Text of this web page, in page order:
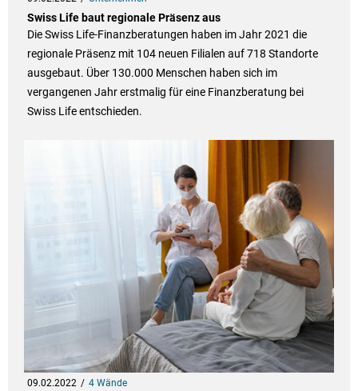
Swiss Life baut regionale Präsenz aus
Die Swiss Life-Finanzberatungen haben im Jahr 2021 die
regionale Präsenz mit 104 neuen Filialen auf 718 Standorte
ausgebaut. Über 130.000 Menschen haben sich im
vergangenen Jahr erstmalig für eine Finanzberatung bei
Swiss Life entschieden.
09.02.2022 4 Wände